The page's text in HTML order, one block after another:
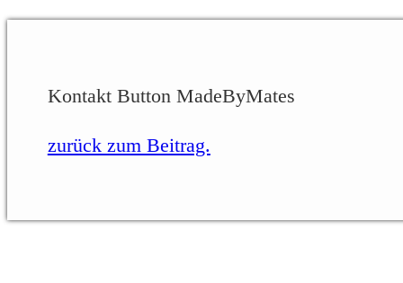
Kontakt Button MadeByMates
zurück zum Beitrag.